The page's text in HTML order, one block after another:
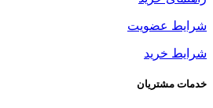
شرایط عضویت
شرایط خرید
خدمات مشتریان